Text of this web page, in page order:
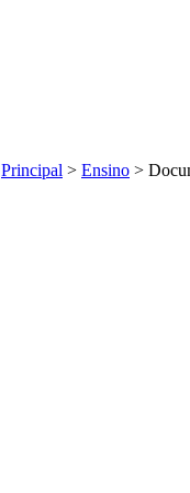
Principal > Ensino >